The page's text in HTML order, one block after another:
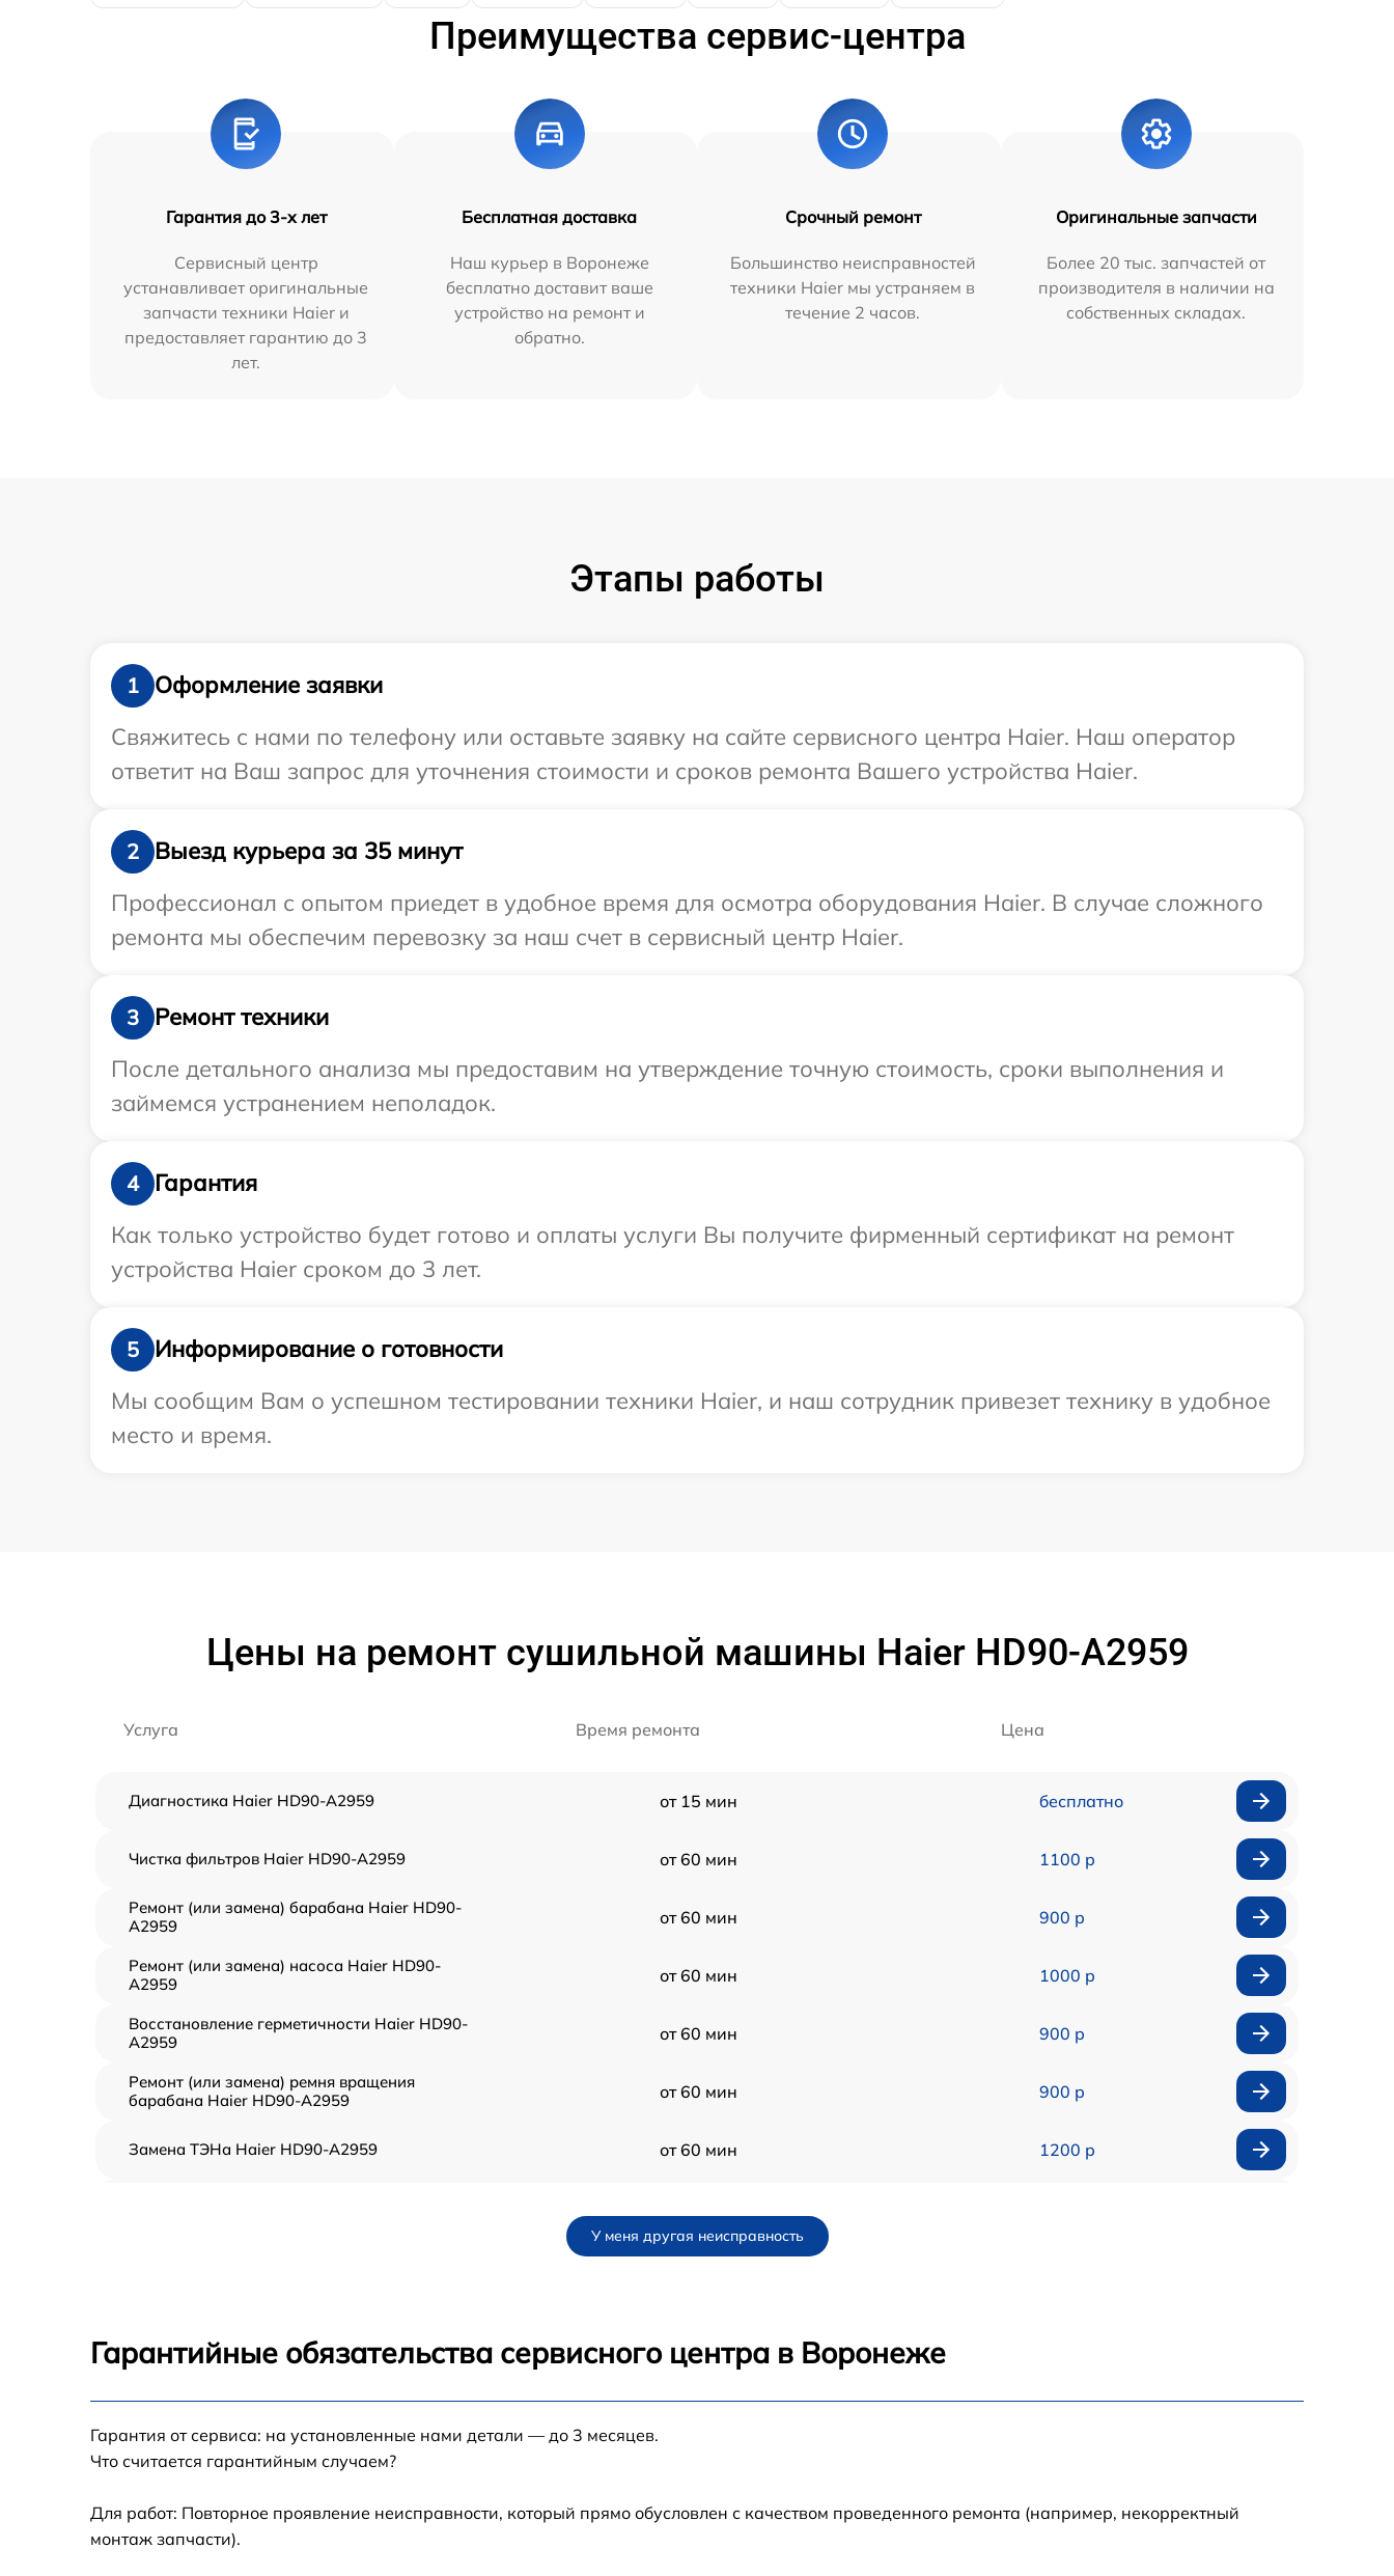
Преимущества сервис-центра
Гарантия до 3-х лет
Сервисный центр
устанавливает оригинальные
запчасти техники Haier и
предоставляет гарантию до 3
лет.
Бесплатная доставка
Наш курьер в Воронеже
бесплатно доставит ваше
устройство на ремонт и
обратно.
Срочный ремонт
Большинство неисправностей
техники Haier мы устраняем в
течение 2 часов.
Оригинальные запчасти
Более 20 тыс. запчастей от
производителя в наличии на
собственных складах.
Этапы работы
1
Оформление заявки
Свяжитесь с нами по телефону или оставьте заявку на сайте сервисного центра Haier. Наш оператор
ответит на Ваш запрос для уточнения стоимости и сроков ремонта Вашего устройства Haier.
2
Выезд курьера за 35 минут
Профессионал с опытом приедет в удобное время для осмотра оборудования Haier. В случае сложного
ремонта мы обеспечим перевозку за наш счет в сервисный центр Haier.
3
Ремонт техники
После детального анализа мы предоставим на утверждение точную стоимость, сроки выполнения и
займемся устранением неполадок.
4
Гарантия
Как только устройство будет готово и оплаты услуги Вы получите фирменный сертификат на ремонт
устройства Haier сроком до 3 лет.
5
Информирование о готовности
Мы сообщим Вам о успешном тестировании техники Haier, и наш сотрудник привезет технику в удобное
место и время.
Цены на ремонт сушильной машины Haier HD90-A2959
Услуга Время ремонта Цена
Диагностика Haier HD90-A2959 от 15 мин бесплатно
Чистка фильтров Haier HD90-A2959 от 60 мин 1100 р
Ремонт (или замена) барабана Haier HD90-
A2959
от 60 мин 900 р
Ремонт (или замена) насоса Haier HD90-
A2959
от 60 мин 1000 р
Восстановление герметичности Haier HD90-
A2959
от 60 мин 900 р
Ремонт (или замена) ремня вращения
барабана Haier HD90-A2959
от 60 мин 900 р
Замена ТЭНа Haier HD90-A2959 от 60 мин 1200 р
Замена дисплея Haier HD90-A2959
A2959
У меня другая неисправность
Гарантийные обязательства сервисного центра в Воронеже
Гарантия от сервиса: на установленные нами детали — до 3 месяцев.
Что считается гарантийным случаем?
Для работ: Повторное проявление неисправности, который прямо обусловлен с качеством проведенного ремонта (например, некорректный
монтаж запчасти).